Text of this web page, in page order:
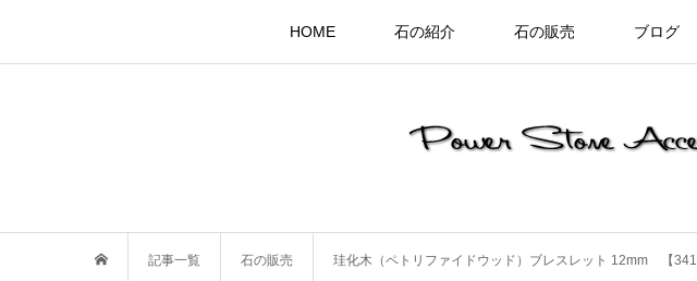
HOME 石の紹介 石の販売 ブログ
記事一覧 石の販売 珪化木（ペトリファイドウッド）ブレスレット 12mm 【